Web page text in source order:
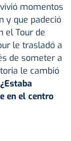
momentos
y que padeció
el Tour de
le trasladó a
de someter a
le cambió
¿Estaba
en el centro